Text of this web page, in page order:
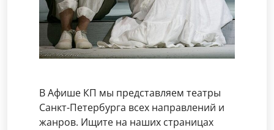
В Афише КП мы представляем театры
Санкт-Петербурга всех направлений и
жанров. Ищите на наших страницах